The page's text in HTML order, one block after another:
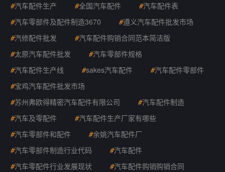
#汽车配件生产 #全国汽车配件 #汽车配件表
#汽车零部件及配件制造3670 #遵义汽车配件批发市场
#汽修配件批发 #汽车配件购销合同范本简洁版
#太原汽车配件批发 #汽车零部件规格
#汽车配件生产线 #sakes汽车配件 #汽车配件零部件
#宝鸡汽车配件批发市场
#苏州弗欧得精密汽车配件有限公司 #汽车配件制造
#汽车及零配件 #汽车配件生产厂家有哪些
#汽车零部件和配件 #余姚汽车配件厂
#汽车零部件制造行业代码 #汽车配件
#汽车零配件行业发展现状 #汽车配件购销购销合同